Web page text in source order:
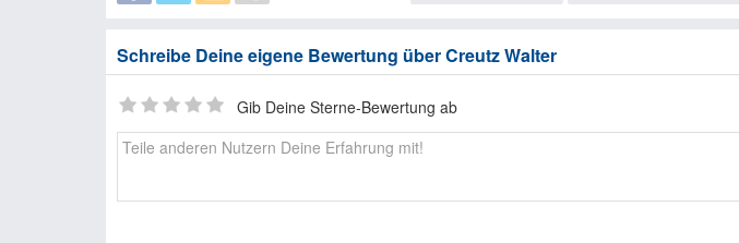
Schreibe Deine eigene Bewertung über Creutz Walter
Gib Deine Sterne-Bewertung ab